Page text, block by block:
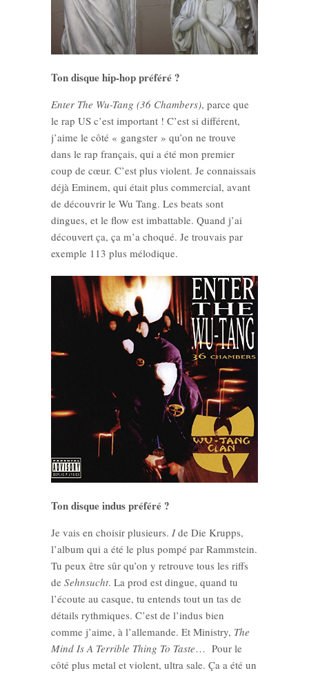
Ton disque hip-hop préféré ?
Enter The Wu-Tang (36 Chambers), parce que
le rap US c’est important ! C’est si différent,
j’aime le côté « gangster » qu’on ne trouve
dans le rap français, qui a été mon premier
coup de cœur. C’est plus violent. Je connaissais
déjà Eminem, qui était plus commercial, avant
de découvrir le Wu Tang. Les beats sont
dingues, et le flow est imbattable. Quand j’ai
découvert ça, ça m’a choqué. Je trouvais par
exemple 113 plus mélodique.
Ton disque indus préféré ?
Je vais en choisir plusieurs. Ide Die Krupps,
l’album qui a été le plus pompé par Rammstein.
Tu peux être sûr qu’on y retrouve tous les riffs
de Sehnsucht. La prod est dingue, quand tu
l’écoute au casque, tu entends tout un tas de
détails rythmiques. C’est de l’indus bien
comme j’aime, à l’allemande. Et Ministry, The
Mind Is A Terrible Thing To Taste… Pour le
côté plus metal et violent, ultra sale. Ça a été un